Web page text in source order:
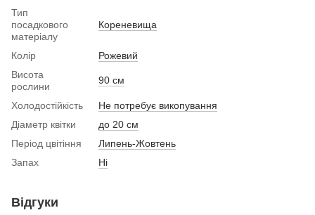
Тип
посадкового
матеріалу
Кореневища
Колір
Рожевий
Висота
рослини
90 см
Холодостійкість
Не потребує викопування
Діаметр квітки
до 20 см
Період цвітіння
Липень-Жовтень
Запах
Ні
Відгуки